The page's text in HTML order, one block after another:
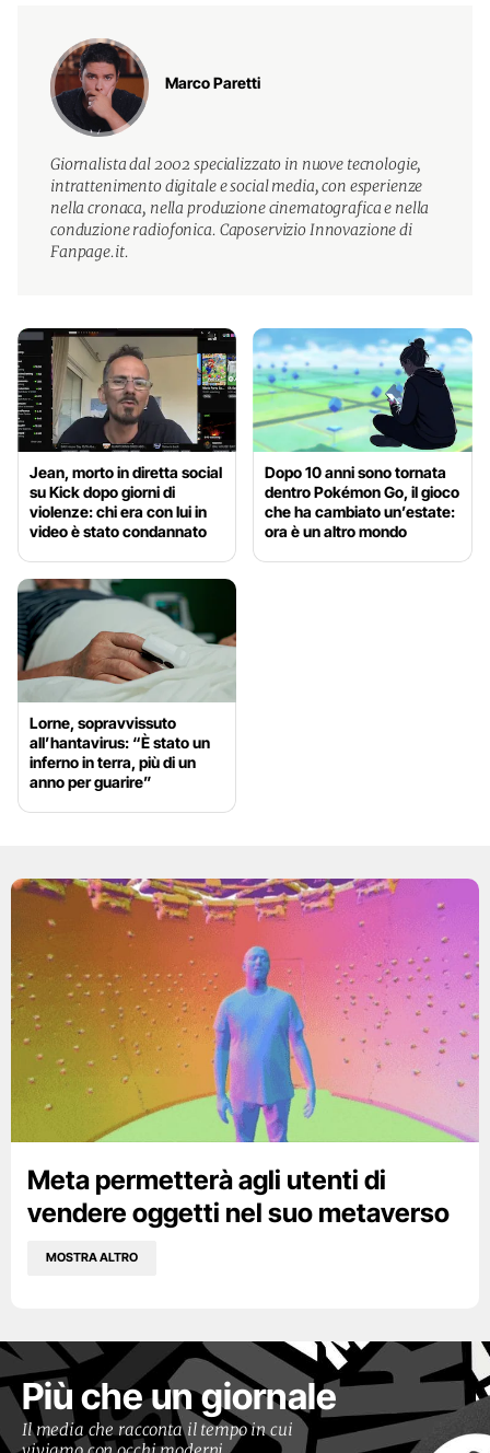
Marco Paretti
Giornalista dal 2002 specializzato in nuove tecnologie,
intrattenimento digitale e social media, con esperienze
nella cronaca, nella produzione cinematografica e nella
conduzione radiofonica. Caposervizio Innovazione di
Fanpage.it.
Jean, morto in diretta social
su Kick dopo giorni di
violenze: chi era con lui in
video è stato condannato
Dopo 10 anni sono tornata
dentro Pokémon Go, il gioco
che ha cambiato un’estate:
ora è un altro mondo
Lorne, sopravvissuto
all’hantavirus: “È stato un
inferno in terra, più di un
anno per guarire”
Meta permetterà agli utenti di
vendere oggetti nel suo metaverso
MOSTRA ALTRO
Più che un giornale
Il media che racconta il tempo in cui